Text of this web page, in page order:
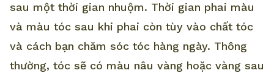
sau một thời gian nhuộm. Thời gian phai màu
và màu tóc sau khi phai còn tùy vào chất tóc
và cách bạn chăm sóc tóc hàng ngày. Thông
thường, tóc sẽ có màu nâu vàng hoặc vàng sau